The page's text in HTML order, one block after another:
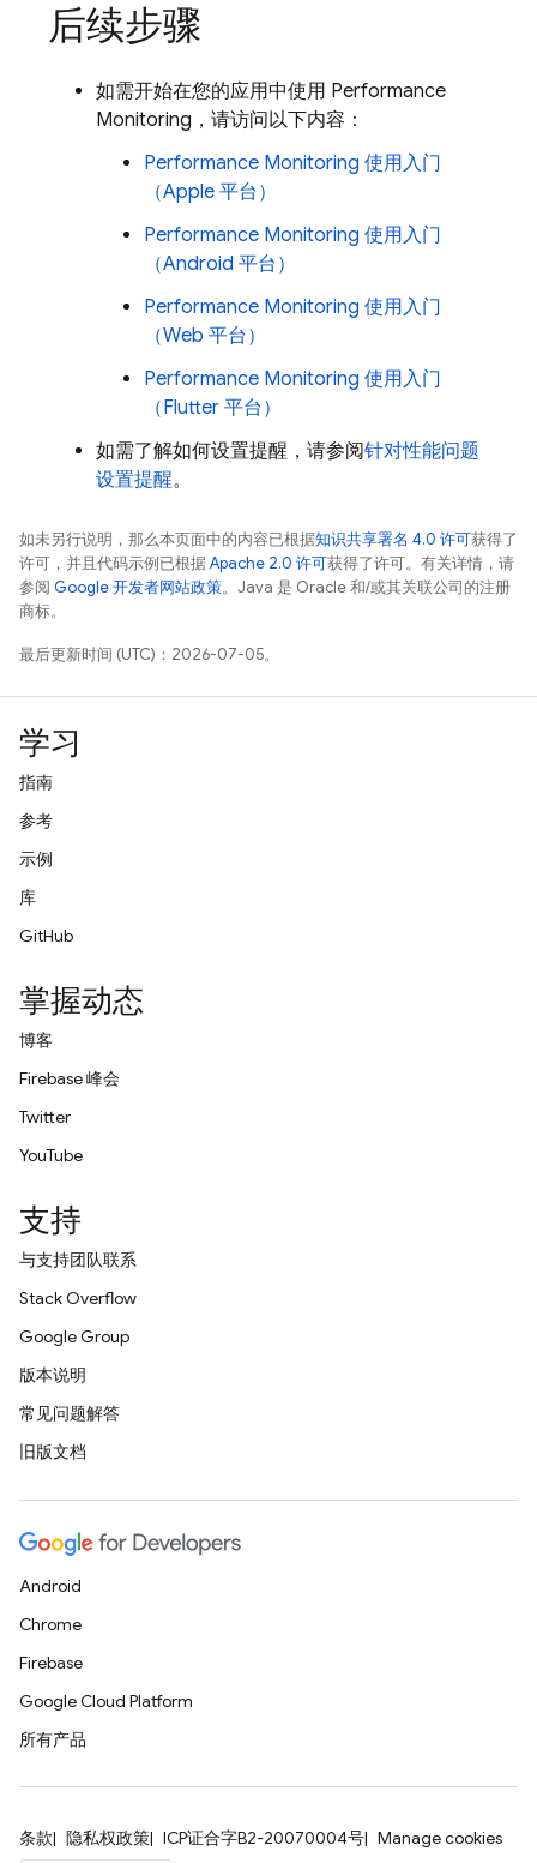
后续步骤
如需开始在您的应用中使用 Performance
Monitoring ，请访问以下内容：
Performance Monitoring 使用入门
（Apple 平台）
Performance Monitoring 使用入门
（Android 平台）
Performance Monitoring 使用入门
（Web 平台）
Performance Monitoring 使用入门
（Flutter 平台）
如需了解如何设置提醒，请参阅针对性能问题
设置提醒。
如未另行说明，那么本页面中的内容已根据知识共享署名 4.0 许可获得了
许可，并且代码示例已根据Apache 2.0 许可获得了许可。有关详情，请
参阅 Google 开发者网站政策。Java 是 Oracle 和/或其关联公司的注册
商标。
最后更新时间 (UTC)：2026-07-05。
学习
指南
参考
示例
库
GitHub
掌握动态
博客
Firebase 峰会
Twitter
YouTube
支持
与支持团队联系
Stack Overflow
Google Group
版本说明
常见问题解答
旧版文档
Android
Chrome
Firebase
Google Cloud Platform
所有产品
条款 隐私权政策 ICP证合字B2-20070004号 Manage cookies